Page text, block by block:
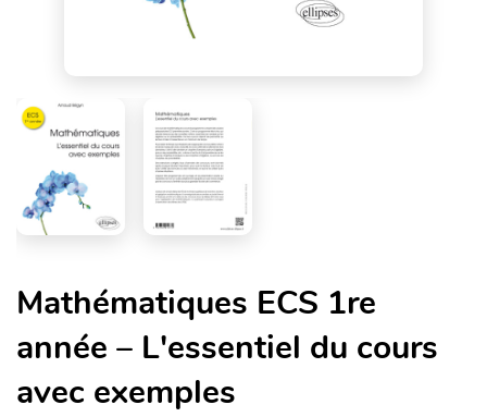
Mathématiques ECS 1re
année – L'essentiel du cours
avec exemples